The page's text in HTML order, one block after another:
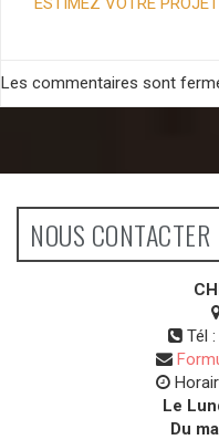
Les commentaires sont
NOUS CONTACTER
Tél :
Le
Du